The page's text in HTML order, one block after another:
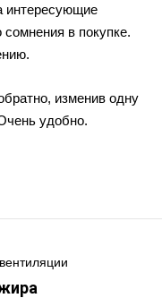
интересующие
сомнения в покупке.
изменив одну
удобно.